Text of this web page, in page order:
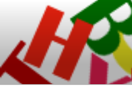
springen